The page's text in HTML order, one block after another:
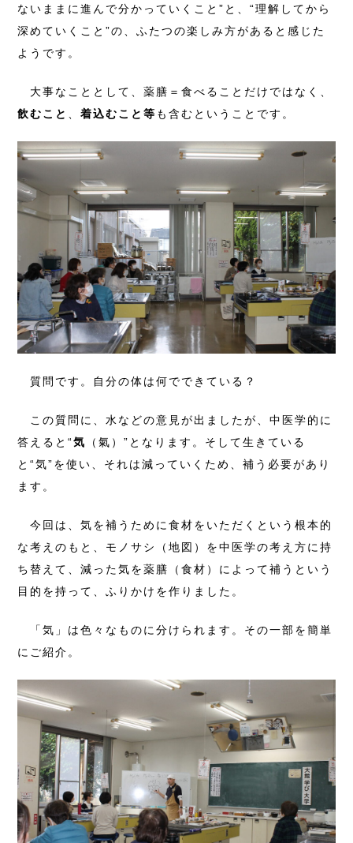
ないままに進んで分かっていくこと”と、“理解してから
深めていくこと”の、ふたつの楽しみ方があると感じた
ようです。
大事なこととして、薬膳＝食べることだけではなく、
飲むこと
、着込むこと等 も含むということです。
質問です。自分の体は何でできている？
この質問に、水などの意見が出ましたが、中医学的に
答えると“気
（氣）”となります。そして生きている
と“気”を使い、それは減っていくため、補う必要があり
ます。
今回は、気を補うために食材をいただくという根本的
な考えのもと、モノサシ（地図）を中医学の考え方に持
ち替えて、減った気を薬膳（食材）によって補うという
目的を持って、ふりかけを作りました。
「気」は色々なものに分けられます。その一部を簡単
にご紹介。